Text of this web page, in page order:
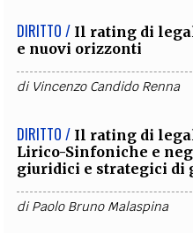
DIRITTO / Il rating di
e nuovi orizzonti
di Vincenzo Candido Renna
DIRITTO / Il rating di
Lirico-Sinfoniche e
giuridici e strategici di
diPaolo Bruno Malaspina